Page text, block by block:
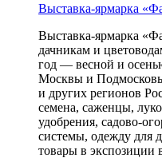
Выставка-ярмарка
Выставка-ярмарка
дачникам и
год — весной и
Москвы и
и других регионов
семена, саженцы,
удобрения, садово-
системы, одежду для
товары в